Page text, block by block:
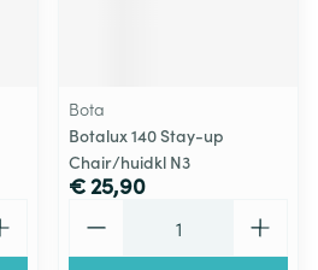
Bota
Botalux 140 Stay-up
Chair/huidkl N3
€ 25,90